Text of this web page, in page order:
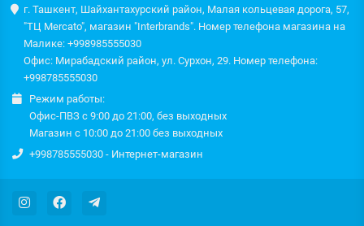
г. Ташкент, Шайхантахурский район, Малая кольцевая дорога, 57,
"ТЦ Mercato", магазин "Interbrands". Номер телефона магазина на
Малике: +998985555030
Офис: Мирабадский район, ул. Сурхон, 29. Номер телефона:
+998785555030
Режим работы:
Офис-ПВЗ с 9:00 до 21:00, без выходных
Магазин с 10:00 до 21:00 без выходных
+998785555030 - Интернет-магазин